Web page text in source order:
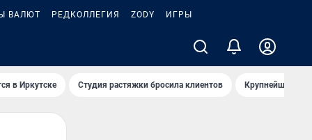
ВАЛЮТ РЕДКОЛЛЕГИЯ ZODY ИГРЫ
в Иркутске Студия растяжки бросила клиентов Крупнейшие